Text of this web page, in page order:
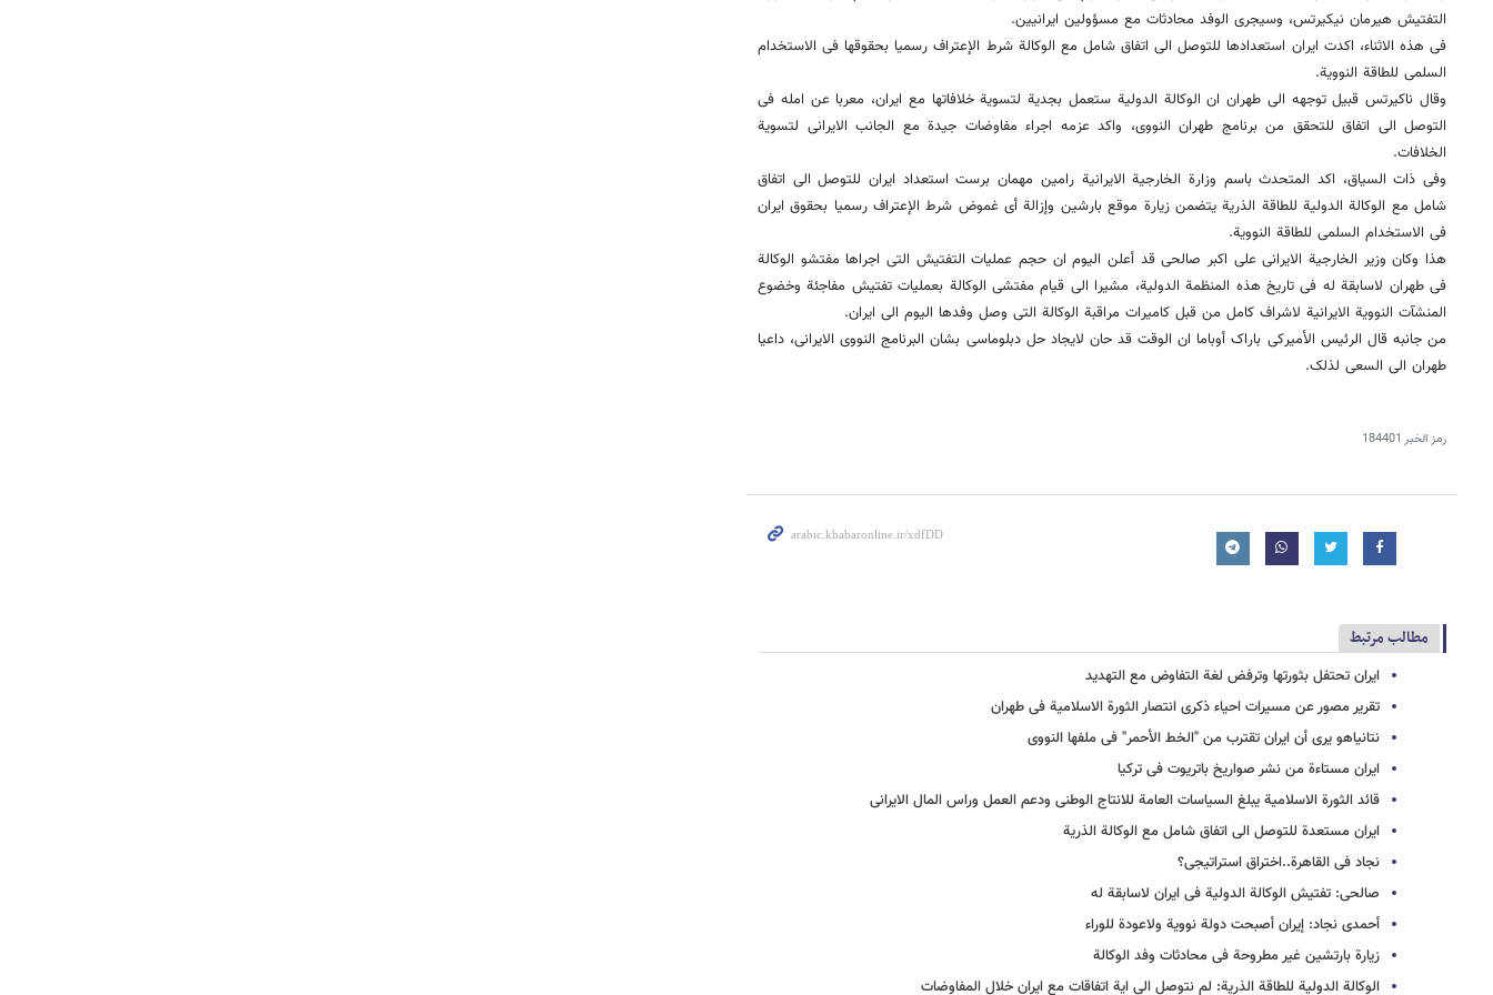
التفتیش هیرمان نیکیرتس، وسیجری الوفد محادثات مع مسؤولین ایرانیین.
فی هذه الاثناء، اکدت ایران استعدادها للتوصل الى اتفاق شامل مع الوکالة شرط الإعتراف رسمیا بحقوقها فی الاستخدام
السلمی للطاقة النوویة.
وقال ناکیرتس قبیل توجهه الى طهران ان الوکالة الدولیة ستعمل بجدیة لتسویة خلافاتها مع ایران، معربا عن امله فی
التوصل الى اتفاق للتحقق من برنامج طهران النووی، واکد عزمه اجراء مفاوضات جیدة مع الجانب الایرانی لتسویة
الخلافات.
وفی ذات السیاق، اکد المتحدث باسم وزارة الخارجیة الایرانیة رامین مهمان برست استعداد ایران للتوصل الى اتفاق
شامل مع الوکالة الدولیة للطاقة الذریة یتضمن زیارة موقع بارشین وإزالة أی غموض شرط الإعتراف رسمیا بحقوق ایران
فی الاستخدام السلمی للطاقة النوویة.
هذا وکان وزیر الخارجیة الایرانی علی اکبر صالحی قد أعلن الیوم ان حجم عملیات التفتیش التی اجراها مفتشو الوکالة
فی طهران لاسابقة له فی تاریخ هذه المنظمة الدولیة، مشیرا الى قیام مفتشی الوکالة بعملیات تفتیش مفاجئة وخضوع
المنشآت النوویة الایرانیة لاشراف کامل من قبل کامیرات مراقبة الوکالة التی وصل وفدها الیوم الى ایران.
من جانبه قال الرئیس الأمیرکی باراک أوباما ان الوقت قد حان لایجاد حل دبلوماسی بشان البرنامج النووی الایرانی، داعیا
طهران الى السعی لذلک.
رمز الخبر 184401
مطالب مرتبط
ایران تحتفل بثورتها وترفض لغة التفاوض مع التهدید
تقریر مصور عن مسیرات احیاء ذکرى انتصار الثورة الاسلامیة فی طهران
نتانیاهو یرى أن ایران تقترب من "الخط الأحمر" فی ملفها النووی
ایران مستاءة من نشر صواریخ باتریوت فی ترکیا
قائد الثورة الاسلامیة یبلغ السیاسات العامة للانتاج الوطنی ودعم العمل وراس المال الایرانی
ایران مستعدة للتوصل الى اتفاق شامل مع الوکالة الذریة
نجاد فی القاهرة..اختراق استراتیجی؟
صالحی: تفتیش الوکالة الدولیة فی ایران لاسابقة له
أحمدی نجاد: إیران أصبحت دولة نوویة ولاعودة للوراء
زیارة بارتشین غیر مطروحة فی محادثات وفد الوکالة
الوکالة الدولیة للطاقة الذریة: لم نتوصل الى ایة اتفاقات مع ایران خلال المفاوضات